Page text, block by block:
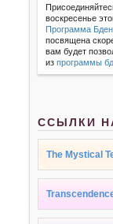
воскресенье
Программа
посвящена
вам будет
изпрограммы
ССЫЛКИ
The Mystical